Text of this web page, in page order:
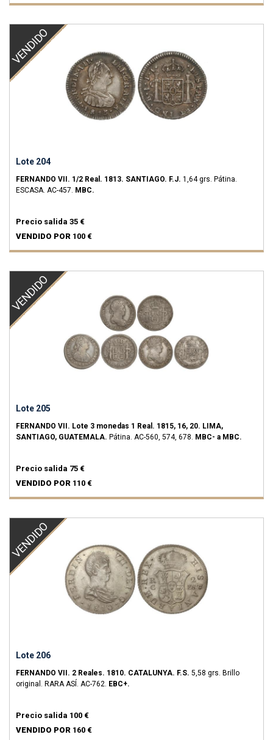
VENDIDO
Lote 204
FERNANDO VII. 1/2 Real. 1813. SANTIAGO. F.J. 1,64 grs. Pátina.
ESCASA. AC-457. MBC.
Precio salida 35 €
VENDIDO POR 100 €
VENDIDO
Lote 205
FERNANDO VII. Lote 3 monedas 1 Real. 1815, 16, 20. LIMA,
SANTIAGO, GUATEMALA. Pátina. AC-560, 574, 678. MBC- a MBC.
Precio salida 75 €
VENDIDO POR 110 €
VENDIDO
Lote 206
FERNANDO VII. 2 Reales. 1810. CATALUNYA. F.S. 5,58 grs. Brillo
original. RARA ASÍ. AC-762. EBC+.
Precio salida 100 €
VENDIDO POR 160 €